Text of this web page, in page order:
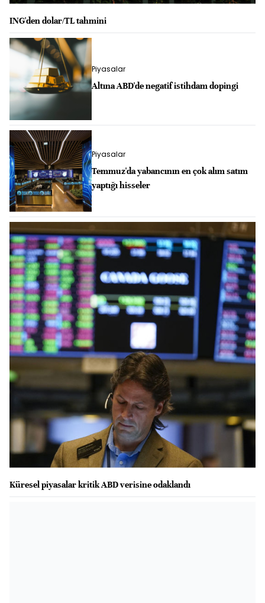
ING'den dolar/TL tahmini
Piyasalar
Altına ABD'de negatif istihdam dopingi
Küresel piyasalar kritik ABD verisine odaklandı
Piyasalar
Temmuz'da yabancının en çok alım satım
yaptığı hisseler